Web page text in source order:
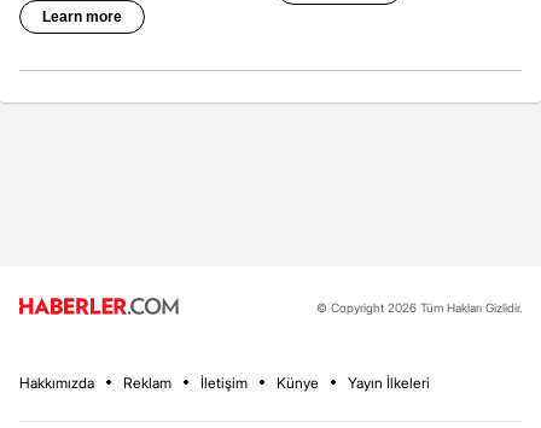
© Copyright 2026 Tüm Hakları Gizlidir.
Hakkımızda Reklam İletişim Künye Yayın İlkeleri